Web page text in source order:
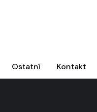
Ostatní Kontakt